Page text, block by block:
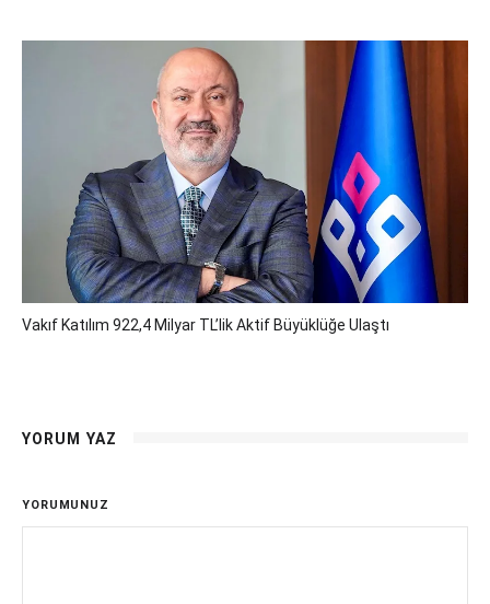
Vakıf Katılım 922,4 Milyar TL’lik Aktif Büyüklüğe Ulaştı
YORUM YAZ
YORUMUNUZ